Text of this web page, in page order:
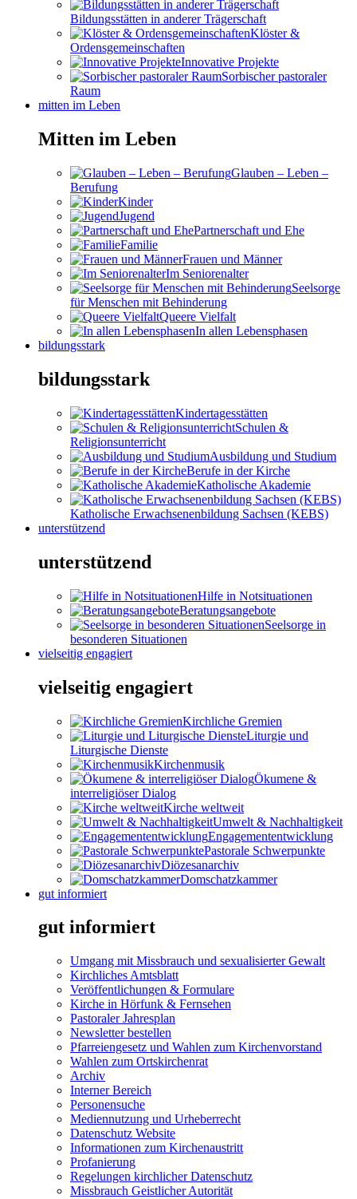
Bildungsstätten in anderer Trägerschaft
Klöster &
Ordensgemeinschaften
Innovative Projekte
Sorbischer pastoraler
Raum
mitten im Leben
Mitten im Leben
Glauben – Leben –
Berufung
Kinder
Jugend
Partnerschaft und Ehe
Familie
Frauen und Männer
Im Seniorenalter
Seelsorge
für Menschen mit Behinderung
Queere Vielfalt
In allen Lebensphasen
bildungsstark
bildungsstark
Kindertagesstätten
Schulen &
Religionsunterricht
Ausbildung und Studium
Berufe in der Kirche
Katholische Akademie
Katholische Erwachsenenbildung Sachsen (KEBS)
unterstützend
unterstützend
Hilfe in Notsituationen
Beratungsangebote
Seelsorge in
besonderen Situationen
vielseitig engagiert
vielseitig engagiert
Kirchliche Gremien
Liturgie und
Liturgische Dienste
Kirchenmusik
Ökumene &
interreligiöser Dialog
Kirche weltweit
Umwelt & Nachhaltigkeit
Engagemententwicklung
Pastorale Schwerpunkte
Diözesanarchiv
Domschatzkammer
gut informiert
gut informiert
Umgang mit Missbrauch und sexualisierter Gewalt
Kirchliches Amtsblatt
Veröffentlichungen & Formulare
Kirche in Hörfunk & Fernsehen
Pastoraler Jahresplan
Newsletter bestellen
Pfarreiengesetz und Wahlen zum Kirchenvorstand
Wahlen zum Ortskirchenrat
Archiv
Interner Bereich
Personensuche
Mediennutzung und Urheberrecht
Datenschutz Website
Informationen zum Kirchenaustritt
Profanierung
Regelungen kirchlicher Datenschutz
Missbrauch Geistlicher Autorität